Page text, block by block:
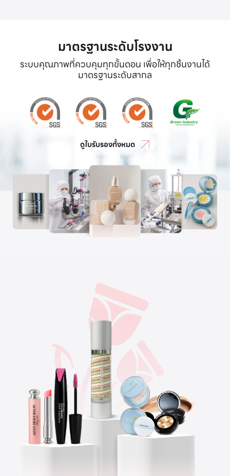
มาตรฐานระดับโรงงาน
ระบบคุณภาพที่ควบคุมทุกขั้นตอน เพื่อให้ทุกชิ้นงานได้
มาตรฐานระดับสากล
ดูใบรับรองทั้งหมด